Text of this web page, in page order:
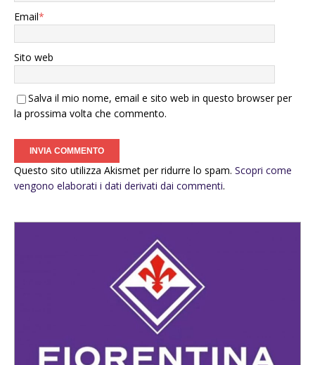
Email*
Sito web
Salva il mio nome, email e sito web in questo browser per
la prossima volta che commento.
Questo sito utilizza Akismet per ridurre lo spam. Scopri come
vengono elaborati i dati derivati dai commenti.